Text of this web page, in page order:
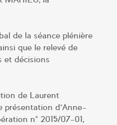
de la séance plénière
que le relevé de
et décisions
de Laurent
présentation d’Anne-
n° 2015/07-01,